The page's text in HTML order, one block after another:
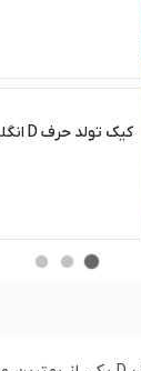
کیک تولد حرف D انگلیسی تم طلایی